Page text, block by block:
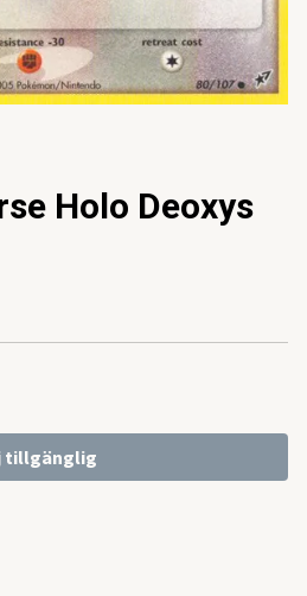
Holo Deoxys
tillgänglig